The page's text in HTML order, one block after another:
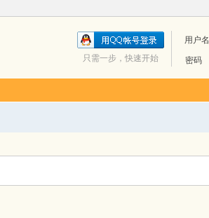
用户名
密码
只需一步，快速开始